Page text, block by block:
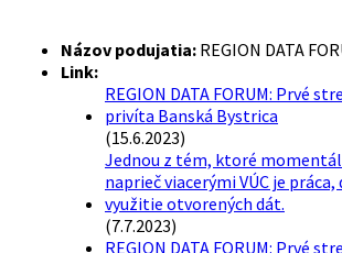
Názov podujatia: REGION DATA
Link:
REGION DATA FORUM: Prvé
privíta Banská Bystrica
(15.6.2023)
Jednou z tém, ktoré
naprieč viacerými VÚC je
využitie otvorených dát.
(7.7.2023)
REGION DATA FORUM: Prvé